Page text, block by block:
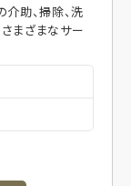
助、掃除、洗
まざまなサー